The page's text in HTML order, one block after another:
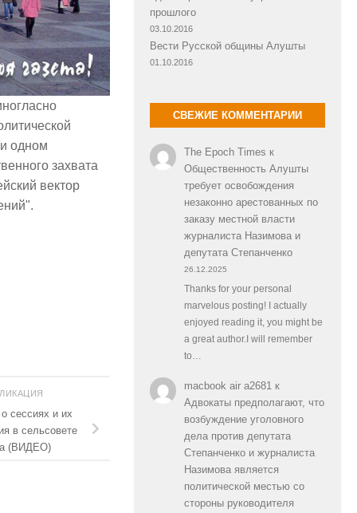
одном
захвата
вектор
сессиях и их
в сельсовете
(ВИДЕО)
прошлого
03.10.2016
Вести Русской общины Алушты
01.10.2016
СВЕЖИЕ КОММЕНТАРИИ
The Epoch Times к
Общественность Алушты
требует освобождения
незаконно арестованных по
заказу местной власти
журналиста Назимова и
депутата Степанченко
26.12.2025
Thanks for your personal
marvelous posting! I actually
enjoyed reading it, you might be
a great author.I will remember
to…
macbook air a2681к
Адвокаты предполагают, что
возбуждение уголовного
дела против депутата
Степанченко и журналиста
Назимова является
политической местью со
стороны руководителя